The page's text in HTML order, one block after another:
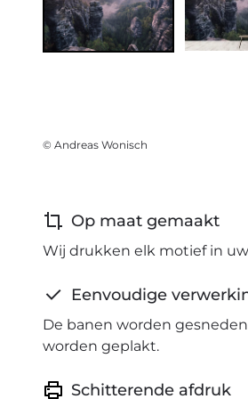
© Andreas Wonisch
Op maat gemaakt
Wij drukken elk motief in
Eenvoudige
De banen worden
worden geplakt.
Schitterende afdruk